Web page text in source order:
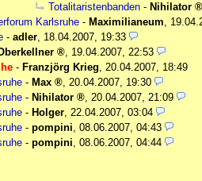
Totalitaristenbanden - Nihilator
Karlsruhe - Maximilianeum,
- adler, 18.04.2007, 19:33
, 19.04.2007, 22:53
- Franzjörg Krieg, 20.04.2007, 18:49
- Max , 20.04.2007, 19:30
- Nihilator , 20.04.2007, 21:09
- Holger, 22.04.2007, 03:04
- pompini, 08.06.2007, 04:43
- pompini, 08.06.2007, 04:44